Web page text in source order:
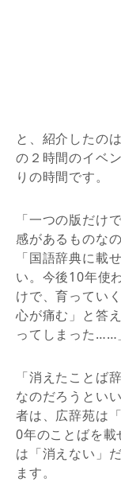
と、紹介したの
の２時間のイベ
りの時間です。
「一つの版だけ
感があるものな
「国語辞典に載
い。今後10年使
けで、育ってい
心が痛む」と答
ってしまった……
「消えたことば
なのだろうとい
者は、広辞苑は
0年のことばを
は「消えない」
ます。